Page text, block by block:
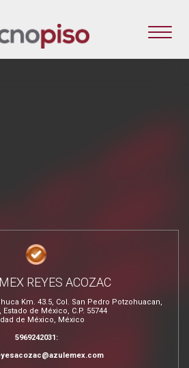
REYES ACOZAC
Km. 43.5, Col. San Pedro Potzohuacan,
de México, C.P. 55744
de México, México
5969242031: